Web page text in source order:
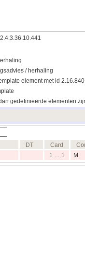
/ herhaling
element met id
gedefinieerde elementen
DT Card
1 … 1 M